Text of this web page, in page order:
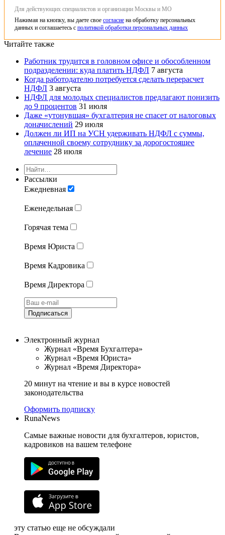
Для действующих специалистов и организации Москвы и МО
Нажимая на кнопку, вы даете свое согласие на обработку персональных
данных и соглашаетесь с политикой обработки персональных данных
Читайте также
Работник трудится в головном офисе и обособленном
подразделении: куда платить НДФЛ 7 августа
Когда работодателю потребуется сделать перерасчет
НДФЛ 3 августа
НДФЛ для молодых специалистов предлагают понизить
до 9 процентов 31 июля
Даже «утонувшая» бухгалтерия не спасет от налоговых
доначислений 29 июля
Должен ли ИП на УСН удерживать НДФЛ с суммы,
оплаченной своему сотруднику за дорогостоящее
лечение 28 июля
Рассылки
Ежедневная
Еженедельная
Горячая тема
Время Юриста
Время Кадровика
Время Директора
Подписаться
Электронный журнал
Журнал «Время Бухгалтера»
Журнал «Время Юриста»
Журнал «Время Директора»
20 минут на чтение и вы в курсе новостей
законодательства
Оформить подписку
RunaNews
Самые важные новости для бухгалтеров, юристов,
кадровиков на вашем телефоне
эту статью еще не обсуждали